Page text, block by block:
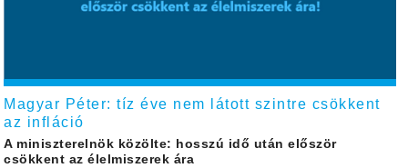
Magyar Péter: tíz éve nem látott szintre csökkent
az infláció
A miniszterelnök közölte: hosszú idő után először
csökkent az élelmiszerek ára